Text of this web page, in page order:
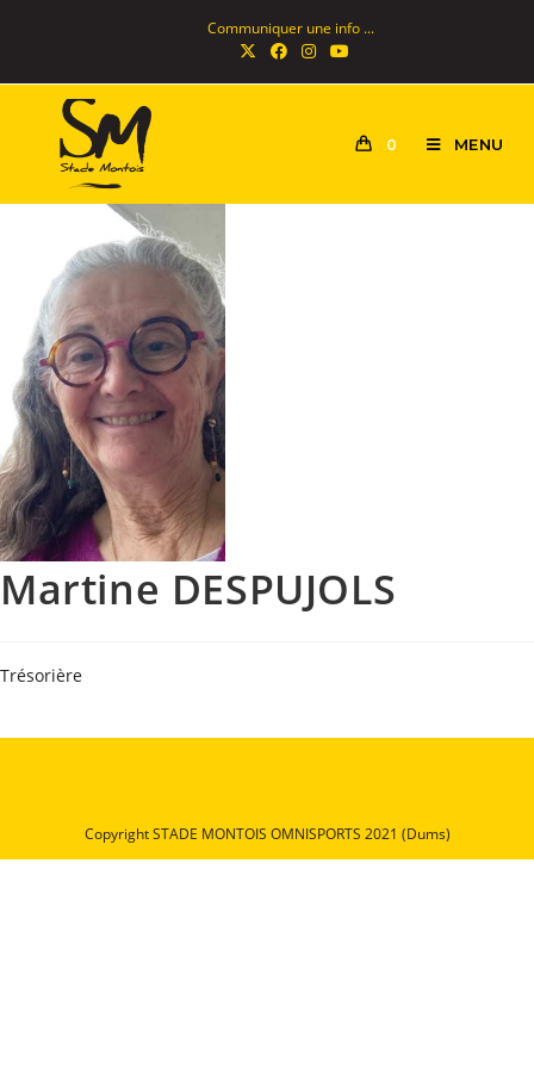
Communiquer une info ...
0 MENU
Martine DESPUJOLS
Trésorière
Copyright STADE MONTOIS OMNISPORTS 2021 (Dums)